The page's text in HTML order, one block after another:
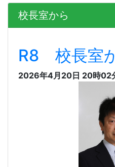
校長室から
R8 校長室
2026年4月20日 20時02